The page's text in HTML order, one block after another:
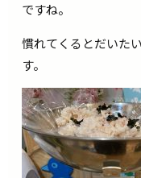
ですね。
慣れてくるとだいた
す。